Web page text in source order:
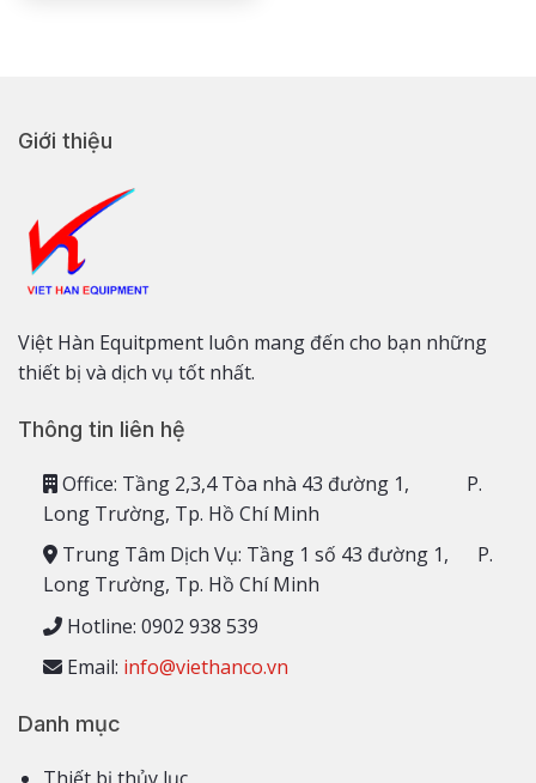
Giới thiệu
Việt Hàn Equitpment luôn mang đến cho bạn những
thiết bị và dịch vụ tốt nhất.
Thông tin liên hệ
Office: Tầng 2,3,4 Tòa nhà 43 đường 1, P.
Long Trường, Tp. Hồ Chí Minh
Trung Tâm Dịch Vụ: Tầng 1 số 43 đường 1, P.
Long Trường, Tp. Hồ Chí Minh
Hotline: 0902 938 539
Email: info@viethanco.vn
Danh mục